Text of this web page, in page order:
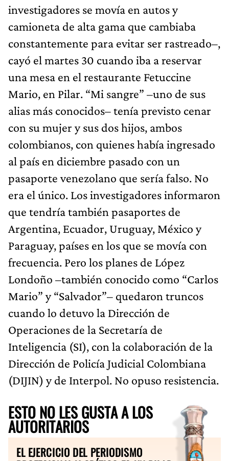
investigadores se movía en autos y
camioneta de alta gama que cambiaba
constantemente para evitar ser rastreado–,
cayó el martes 30 cuando iba a reservar
una mesa en el restaurante Fetuccine
Mario, en Pilar. “Mi sangre” –uno de sus
alias más conocidos– tenía previsto cenar
con su mujer y sus dos hijos, ambos
colombianos, con quienes había ingresado
al país en diciembre pasado con un
pasaporte venezolano que sería falso. No
era el único. Los investigadores informaron
que tendría también pasaportes de
Argentina, Ecuador, Uruguay, México y
Paraguay, países en los que se movía con
frecuencia. Pero los planes de López
Londoño –también conocido como “Carlos
Mario” y “Salvador”– quedaron truncos
cuando lo detuvo la Dirección de
Operaciones de la Secretaría de
Inteligencia (SI), con la colaboración de la
Dirección de Policía Judicial Colombiana
(DIJIN) y de Interpol. No opuso resistencia.
ESTO NO LES GUSTA A LOS
AUTORITARIOS
EL EJERCICIO DEL PERIODISMO